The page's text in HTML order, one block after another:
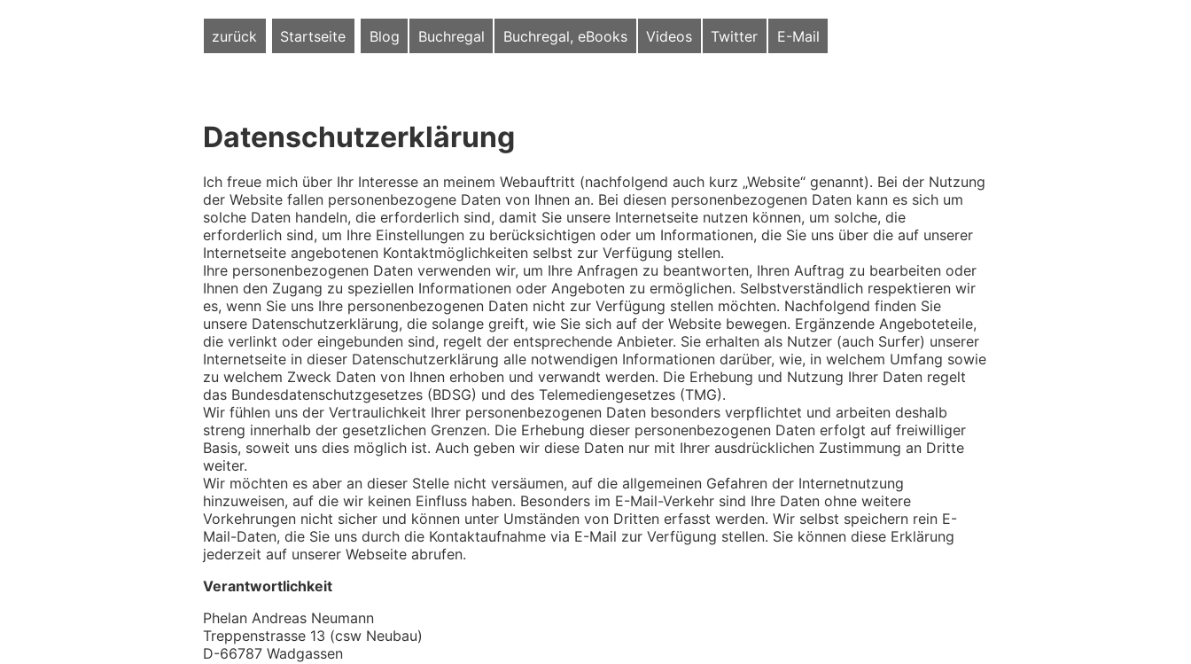
zurück Startseite Blog Buchregal Buchregal, eBooks Videos Twitter E-Mail
Datenschutzerklärung
Ich freue mich über Ihr Interesse an meinem Webauftritt (nachfolgend auch kurz „Website“ genannt). Bei der Nutzung
der Website fallen personenbezogene Daten von Ihnen an. Bei diesen personenbezogenen Daten kann es sich um
solche Daten handeln, die erforderlich sind, damit Sie unsere Internetseite nutzen können, um solche, die
erforderlich sind, um Ihre Einstellungen zu berücksichtigen oder um Informationen, die Sie uns über die auf unserer
Internetseite angebotenen Kontaktmöglichkeiten selbst zur Verfügung stellen.
Ihre personenbezogenen Daten verwenden wir, um Ihre Anfragen zu beantworten, Ihren Auftrag zu bearbeiten oder
Ihnen den Zugang zu speziellen Informationen oder Angeboten zu ermöglichen. Selbstverständlich respektieren wir
es, wenn Sie uns Ihre personenbezogenen Daten nicht zur Verfügung stellen möchten. Nachfolgend finden Sie
unsere Datenschutzerklärung, die solange greift, wie Sie sich auf der Website bewegen. Ergänzende Angeboteteile,
die verlinkt oder eingebunden sind, regelt der entsprechende Anbieter. Sie erhalten als Nutzer (auch Surfer) unserer
Internetseite in dieser Datenschutzerklärung alle notwendigen Informationen darüber, wie, in welchem Umfang sowie
zu welchem Zweck Daten von Ihnen erhoben und verwandt werden. Die Erhebung und Nutzung Ihrer Daten regelt
das Bundesdatenschutzgesetzes (BDSG) und des Telemediengesetzes (TMG).
Wir fühlen uns der Vertraulichkeit Ihrer personenbezogenen Daten besonders verpflichtet und arbeiten deshalb
streng innerhalb der gesetzlichen Grenzen. Die Erhebung dieser personenbezogenen Daten erfolgt auf freiwilliger
Basis, soweit uns dies möglich ist. Auch geben wir diese Daten nur mit Ihrer ausdrücklichen Zustimmung an Dritte
weiter.
Wir möchten es aber an dieser Stelle nicht versäumen, auf die allgemeinen Gefahren der Internetnutzung
hinzuweisen, auf die wir keinen Einfluss haben. Besonders im E-Mail-Verkehr sind Ihre Daten ohne weitere
Vorkehrungen nicht sicher und können unter Umständen von Dritten erfasst werden. Wir selbst speichern rein E-
Mail-Daten, die Sie uns durch die Kontaktaufnahme via E-Mail zur Verfügung stellen. Sie können diese Erklärung
jederzeit auf unserer Webseite abrufen.
Verantwortlichkeit
Phelan Andreas Neumann
Treppenstrasse 13 (csw Neubau)
D-66787 Wadgassen